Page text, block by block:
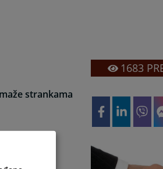
strankama
u pogledu
1683